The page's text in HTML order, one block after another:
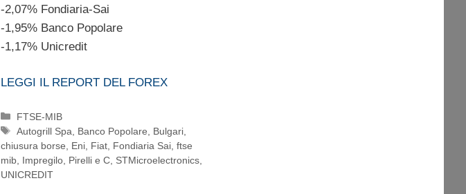
-2,07% Fondiaria-Sai
-1,95% Banco Popolare
-1,17% Unicredit
LEGGI IL REPORT DEL FOREX
Categorie
FTSE-MIB
Tag
Autogrill Spa Banco Popolare Bulgari
chiusura borse
Eni, Fiat, Fondiaria Sai, ftse
mib, Impregilo, Pirelli e C, STMicroelectronics,
UNICREDIT